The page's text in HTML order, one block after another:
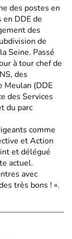
des postes en
DDE de
des
de
Seine. Passé
à tour chef de
des
Meulan (DDE
des Services
du parc
comme
et Action
et délégué
actuel.
avec
très bons ! ».